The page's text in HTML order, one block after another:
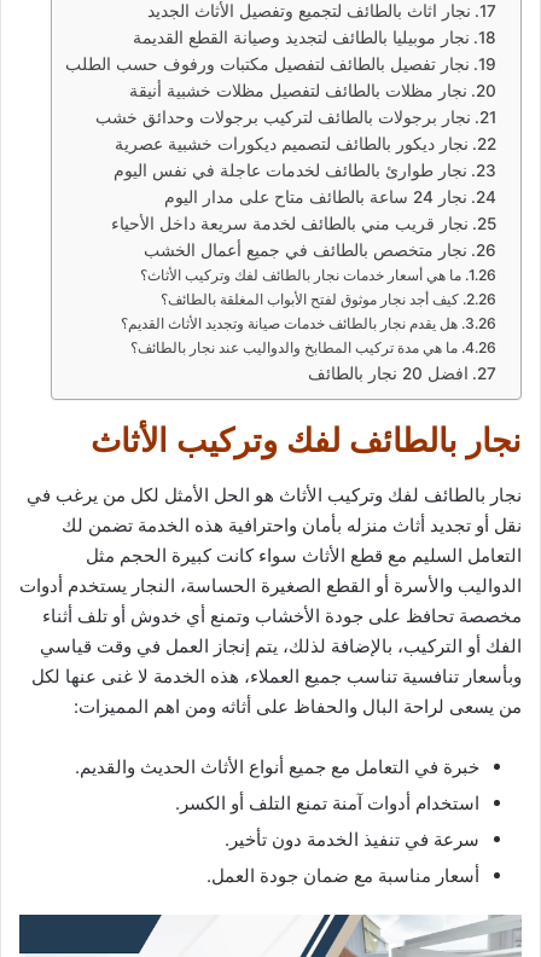
نجار اثاث بالطائف لتجميع وتفصيل الأثاث الجديد
نجار موبيليا بالطائف لتجديد وصيانة القطع القديمة
نجار تفصيل بالطائف لتفصيل مكتبات ورفوف حسب الطلب
نجار مظلات بالطائف لتفصيل مظلات خشبية أنيقة
نجار برجولات بالطائف لتركيب برجولات وحدائق خشب
نجار ديكور بالطائف لتصميم ديكورات خشبية عصرية
نجار طوارئ بالطائف لخدمات عاجلة في نفس اليوم
نجار 24 ساعة بالطائف متاح على مدار اليوم
نجار قريب مني بالطائف لخدمة سريعة داخل الأحياء
نجار متخصص بالطائف في جميع أعمال الخشب
ما هي أسعار خدمات نجار بالطائف لفك وتركيب الأثاث؟
كيف أجد نجار موثوق لفتح الأبواب المغلقة بالطائف؟
هل يقدم نجار بالطائف خدمات صيانة وتجديد الأثاث القديم؟
ما هي مدة تركيب المطابخ والدواليب عند نجار بالطائف؟
افضل 20 نجار بالطائف
نجار بالطائف لفك وتركيب الأثاث
نجار بالطائف لفك وتركيب الأثاث هو الحل الأمثل لكل من يرغب في
نقل أو تجديد أثاث منزله بأمان واحترافية هذه الخدمة تضمن لك
التعامل السليم مع قطع الأثاث سواء كانت كبيرة الحجم مثل
الدواليب والأسرة أو القطع الصغيرة الحساسة، النجار يستخدم أدوات
مخصصة تحافظ على جودة الأخشاب وتمنع أي خدوش أو تلف أثناء
الفك أو التركيب، بالإضافة لذلك، يتم إنجاز العمل في وقت قياسي
وبأسعار تنافسية تناسب جميع العملاء، هذه الخدمة لا غنى عنها لكل
من يسعى لراحة البال والحفاظ على أثاثه ومن اهم المميزات:
خبرة في التعامل مع جميع أنواع الأثاث الحديث والقديم.
استخدام أدوات آمنة تمنع التلف أو الكسر.
سرعة في تنفيذ الخدمة دون تأخير.
أسعار مناسبة مع ضمان جودة العمل.